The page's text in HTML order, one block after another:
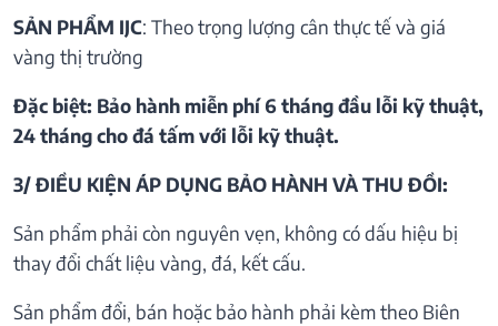
SẢN PHẨM IJC: Theo trọng lượng cân thực tế và giá
vàng thị trường
Đặc biệt: Bảo hành miễn phí 6 tháng đầu lỗi kỹ thuật,
24 tháng cho đá tấm với lỗi kỹ thuật.
3/ ĐIỀU KIỆN ÁP DỤNG BẢO HÀNH VÀ THU ĐỒI:
Sản phẩm phải còn nguyên vẹn, không có dấu hiệu bị
thay đổi chất liệu vàng, đá, kết cấu.
Sản phẩm đổi, bán hoặc bảo hành phải kèm theo Biên